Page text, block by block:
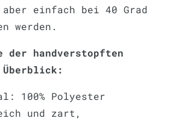
einfach bei 40 Grad
werden.
der handverstopften
100% Polyester
und zart,